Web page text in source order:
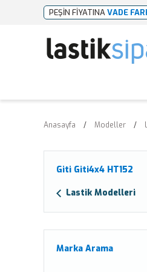
PEŞİN FİYATINAVADE
Anasayfa Modeller
Giti Giti4x4 HT152
Lastik Modelleri
Marka Arama